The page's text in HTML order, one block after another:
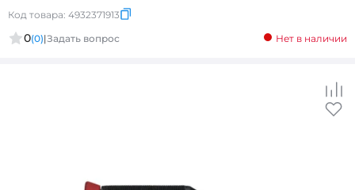
Код товара: 4932371913
0(0)|Задать вопрос Нет в наличии